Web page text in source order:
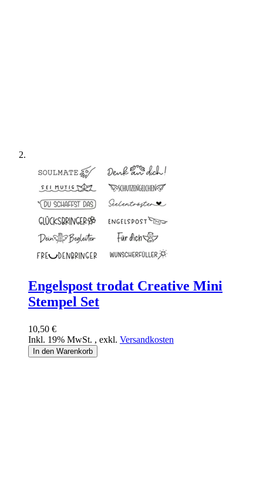
Engelspost trodat Creative Mini
Stempel Set
10,50 €
Inkl. 19% MwSt. , exkl. Versandkosten
In den Warenkorb